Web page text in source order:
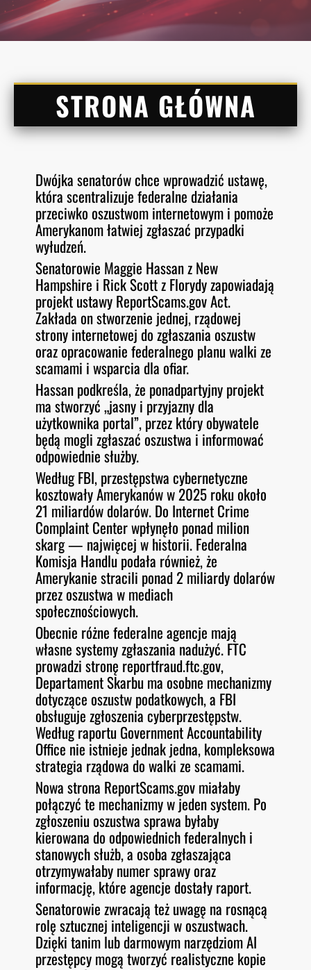
STRONA GŁÓWNA
Dwójka senatorów chce wprowadzić ustawę,
która scentralizuje federalne działania
przeciwko oszustwom internetowym i pomoże
Amerykanom łatwiej zgłaszać przypadki
wyłudzeń.
Senatorowie Maggie Hassan z New
Hampshire i Rick Scott z Florydy zapowiadają
projekt ustawy ReportScams.gov Act.
Zakłada on stworzenie jednej, rządowej
strony internetowej do zgłaszania oszustw
oraz opracowanie federalnego planu walki ze
scamami i wsparcia dla ofiar.
Hassan podkreśla, że ponadpartyjny projekt
ma stworzyć „jasny i przyjazny dla
użytkownika portal”, przez który obywatele
będą mogli zgłaszać oszustwa i informować
odpowiednie służby.
Według FBI, przestępstwa cybernetyczne
kosztowały Amerykanów w 2025 roku około
21 miliardów dolarów. Do Internet Crime
Complaint Center wpłynęło ponad milion
skarg — najwięcej w historii. Federalna
Komisja Handlu podała również, że
Amerykanie stracili ponad 2 miliardy dolarów
przez oszustwa w mediach
społecznościowych.
Obecnie różne federalne agencje mają
własne systemy zgłaszania nadużyć. FTC
prowadzi stronę reportfraud.ftc.gov,
Departament Skarbu ma osobne mechanizmy
dotyczące oszustw podatkowych, a FBI
obsługuje zgłoszenia cyberprzestępstw.
Według raportu Government Accountability
Office nie istnieje jednak jedna, kompleksowa
strategia rządowa do walki ze scamami.
Nowa strona ReportScams.gov miałaby
połączyć te mechanizmy w jeden system. Po
zgłoszeniu oszustwa sprawa byłaby
kierowana do odpowiednich federalnych i
stanowych służb, a osoba zgłaszająca
otrzymywałaby numer sprawy oraz
informację, które agencje dostały raport.
Senatorowie zwracają też uwagę na rosnącą
rolę sztucznej inteligencji w oszustwach.
Dzięki tanim lub darmowym narzędziom AI
przestępcy mogą tworzyć realistyczne kopie